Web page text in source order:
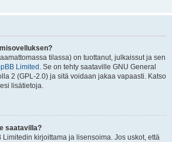
tilassa) on tuottanut, julkaissut ja sen
Limited . Se on tehty saataville GNU General
2 (GPL-2.0) ja sitä voidaan jakaa vapaasti. Katso
lisätietoja.
saatavilla?
kirjoittama ja lisensoima. Jos uskot, että